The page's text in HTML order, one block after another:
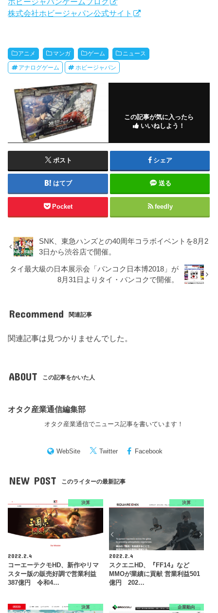
株式会社ホビージャパン公式サイト
アニメ マンガ ゲーム ニュース
アナログゲーム ホビージャパン
この記事が気に入ったら
いいねしよう！
ポスト シェア
はてブ 送る
Pocket feedly
SNK、東急ハンズとの40周年コラボイベントを8月2
3日から渋谷店で開催。
タイ最大級の日本展示会「バンコク日本博2018」が
8月31日よりタイ・バンコクで開催。
Recommend 関連記事
関連記事は見つかりませんでした。
ABOUT この記事をかいた人
オタク産業通信編集部
オタク産業通信でニュース記事を書いています！
WebSite Twitter Facebook
NEW POST このライターの最新記事
決算
2022.2.4
コーエーテクモHD、新作やリマ
スター版の販売好調で営業利益
387億円 令和4…
決算
2022.2.4
スクエニHD、『FF14』など
MMOが業績に貢献 営業利益501
億円 202…
決算 企業動向